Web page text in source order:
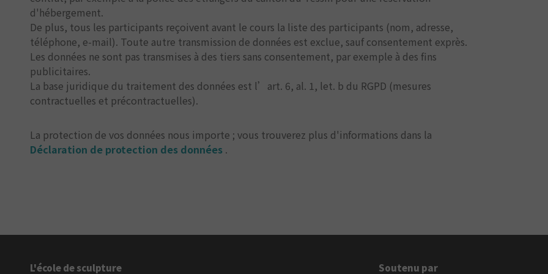
d'hébergement.
De plus, tous les participants reçoivent avant le cours la liste des participants (nom, adresse,
téléphone, e-mail). Toute autre transmission de données est exclue, sauf consentement exprès.
Les données ne sont pas transmises à des tiers sans consentement, par exemple à des fins
publicitaires.
La base juridique du traitement des données est l’art. 6, al. 1, let. b du RGPD (mesures
contractuelles et précontractuelles).
La protection de vos données nous importe ; vous trouverez plus d'informations dans la
Déclaration de protection des données .
L'école de sculpture Soutenu par